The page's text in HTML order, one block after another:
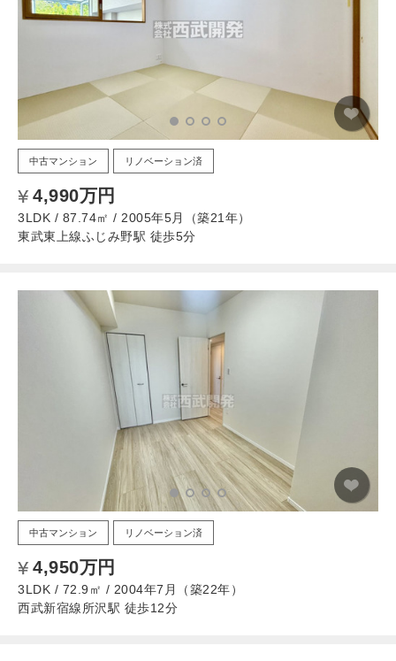
中古マンション リノベーション済
4,990万円
3LDK / 87.74㎡ / 2005年5月（築21年）
東武東上線ふじみ野駅 徒歩5分
中古マンション リノベーション済
4,950万円
3LDK / 72.9㎡ / 2004年7月（築22年）
西武新宿線所沢駅 徒歩12分